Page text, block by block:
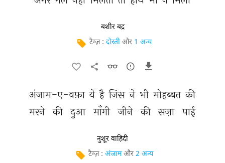
बशीर बद्र
टैग्ज़ : दोस्ती और 1 अन्य
अंजाम-ए-वफ़ा ये है जिस ने भी मोहब्बत की
मरने की दुआ माँगी जीने की सज़ा पाई
नुशूर वाहिदी
टैग्ज़ : अंजाम और 2 अन्य